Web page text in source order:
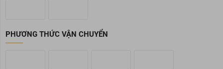
PHƯƠNG THỨC VẬN CHUYỂN